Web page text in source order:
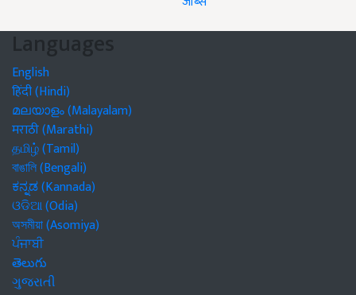
Languages
English
हिंदी (Hindi)
മലയാളം (Malayalam)
मराठी (Marathi)
தமிழ் (Tamil)
বাঙালি (Bengali)
ಕನ್ನಡ (Kannada)
ଓଡିଆ (Odia)
অসমীয়া (Asomiya)
ਪੰਜਾਬੀ
తెలుగు
ગુજરાતી